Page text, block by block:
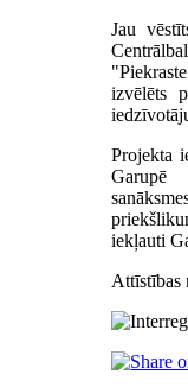
Jau
izvēlēts
Projekta
Garupē
iekļauti
Attīstības